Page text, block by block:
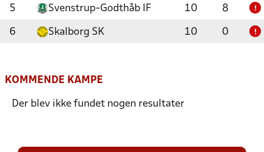
5 Svenstrup-Godthåb IF 10 8 !
6 Skalborg SK 10 0 !
KOMMENDE KAMPE
Der blev ikke fundet nogen resultater